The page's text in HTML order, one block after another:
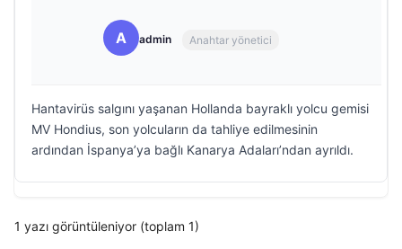
A admin Anahtar yönetici
Hantavirüs salgını yaşanan Hollanda bayraklı yolcu gemisi
MV Hondius, son yolcuların da tahliye edilmesinin
ardından İspanya’ya bağlı Kanarya Adaları’ndan ayrıldı.
1 yazı görüntüleniyor (toplam 1)